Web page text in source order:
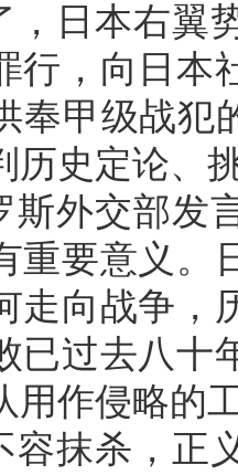
，日本右翼
行，向日本
奉甲级战犯
历史定论、
斯外交部发
重要意义。
走向战争，
已过去八十
用作侵略的
容抹杀，正